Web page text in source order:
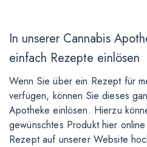
In unserer Cannabis
einfach Rezepte einlösen
Wenn Sie über ein Rezept für
verfügen, können Sie dieses
Apotheke einlösen. Hierzu
gewünschtes Produkt hier
Rezept auf unserer Website